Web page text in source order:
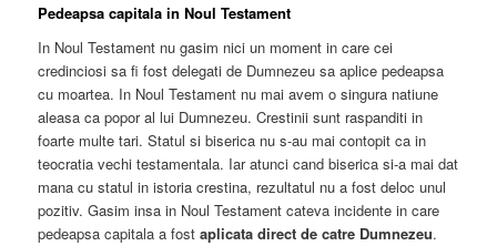
Pedeapsa capitala in Noul Testament
In Noul Testament nu gasim nici un moment in care cei
credinciosi sa fi fost delegati de Dumnezeu sa aplice pedeapsa
cu moartea. In Noul Testament nu mai avem o singura natiune
aleasa ca popor al lui Dumnezeu. Crestinii sunt raspanditi in
foarte multe tari. Statul si biserica nu s-au mai contopit ca in
teocratia vechi testamentala. Iar atunci cand biserica si-a mai dat
mana cu statul in istoria crestina, rezultatul nu a fost deloc unul
pozitiv. Gasim insa in Noul Testament cateva incidente in care
pedeapsa capitala a fostaplicata direct de catre Dumnezeu.